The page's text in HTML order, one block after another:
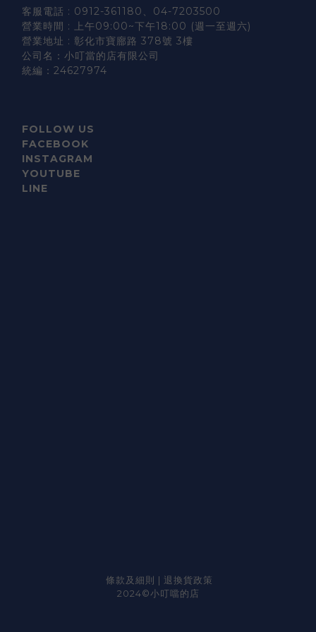
客服電話 : 0912-361180、04-7203500
營業時間 : 上午09:00~下午18:00 (週一至週六)
營業地址 : 彰化市寶廍路 378號 3樓
公司名：小叮當的店有限公司
統編：24627974
FOLLOW US
FACEBOOK
INSTAGRAM
YOUTUBE
LINE
條款及細則 | 退換貨政策
2024©小叮噹的店